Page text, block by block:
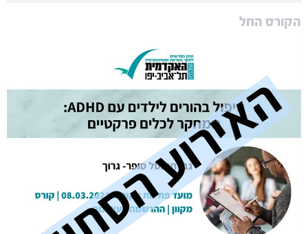
הקורס החל